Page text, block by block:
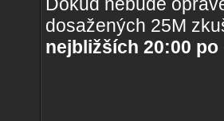
dosažených 25M
nejbližších 20:00